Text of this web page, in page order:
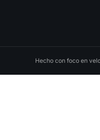
Hecho con foco en